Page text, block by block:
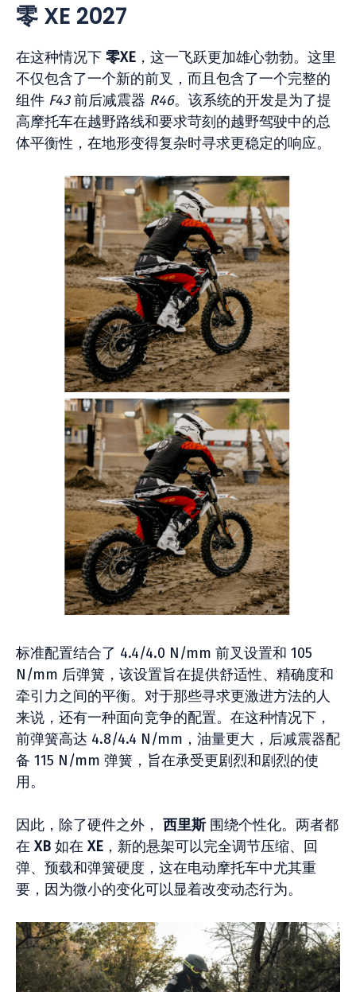
零 XE 2027
在这种情况下 零XE ，这一飞跃更加雄心勃勃。这里
不仅包含了一个新的前叉，而且包含了一个完整的
组件 F43前后减震器 R46。该系统的开发是为了提
高摩托车在越野路线和要求苛刻的越野驾驶中的总
体平衡性，在地形变得复杂时寻求更稳定的响应。
标准配置结合了 4.4/4.0 N/mm 前叉设置和 105
N/mm 后弹簧，该设置旨在提供舒适性、精确度和
牵引力之间的平衡。对于那些寻求更激进方法的人
来说，还有一种面向竞争的配置。在这种情况下，
前弹簧高达 4.8/4.4 N/mm，油量更大，后减震器配
备 115 N/mm 弹簧，旨在承受更剧烈和剧烈的使
用。
因此，除了硬件之外， 西里斯围绕个性化。两者都
在 XB 如在 XE ，新的悬架可以完全调节压缩、回
弹、预载和弹簧硬度，这在电动摩托车中尤其重
要，因为微小的变化可以显着改变动态行为。